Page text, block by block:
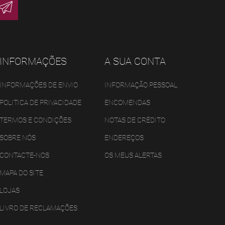
INFORMAÇÕES
INFORMAÇÕES DE ENVIO
POLITICA DE PRIVACIDADE
TERMOS E CONDIÇÕES
SOBRE NÓS
CONTACTE-NOS
MAPA DO SITE
LOJAS
LIVRO DE RECLAMAÇÕES
A SUA CONTA
INFORMAÇÃO PESSOAL
ENCOMENDAS
NOTAS DE CRÉDITO
ENDEREÇOS
OS MEUS ALERTAS